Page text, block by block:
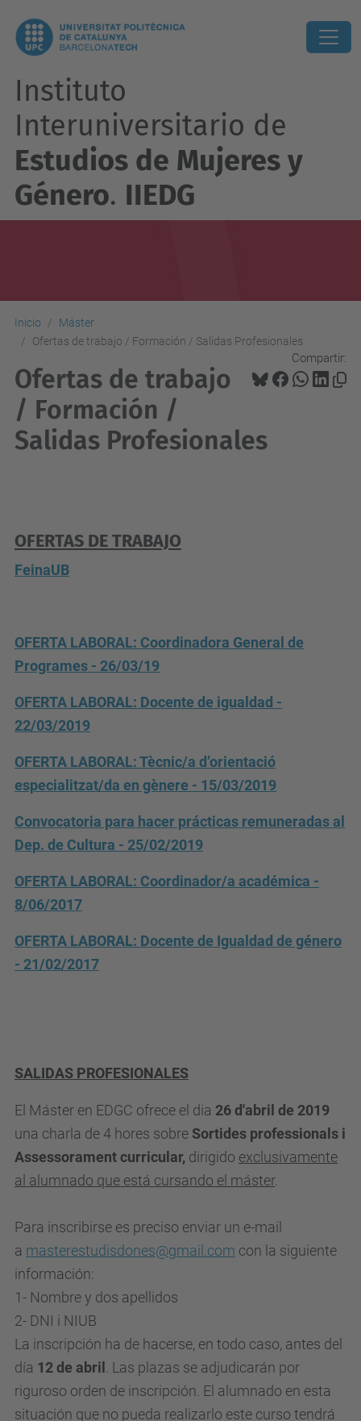
Instituto
Interuniversitario de
Estudios de Mujeres y
Género. IIEDG
Inicio
Máster
Ofertas de trabajo / Formación / Salidas Profesionales
Compartir:
Ofertas de trabajo
/ Formación /
Salidas Profesionales
OFERTAS DE TRABAJO
FeinaUB
OFERTA LABORAL: Coordinadora General de
Programes - 26/03/19
OFERTA LABORAL: Docente de igualdad -
22/03/2019
OFERTA LABORAL: Tècnic/a d’orientació
especialitzat/da en gènere - 15/03/2019
Convocatoria para hacer prácticas remuneradas al
Dep. de Cultura - 25/02/2019
OFERTA LABORAL: Coordinador/a académica -
8/06/2017
OFERTA LABORAL: Docente de Igualdad de género
- 21/02/2017
SALIDAS PROFESIONALES
El Máster en EDGC ofrece el dia 26 d'abril de 2019
una charla de 4 hores sobre Sortides professionals i
Assessorament curricular, dirigido exclusivamente
al alumnado que está cursando el máster.
Para inscribirse es preciso enviar un e-mail
a masterestudisdones@gmail.com con la siguiente
información:
1- Nombre y dos apellidos
2- DNI i NIUB
La inscripción ha de hacerse, en todo caso, antes del
día 12 de abril . Las plazas se adjudicarán por
riguroso orden de inscripción. El alumnado en esta
situación que no pueda realizarlo este curso tendrá